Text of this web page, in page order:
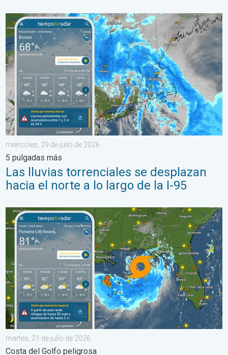
Las lluvias torrenciales se desplazan hacia el norte a lo
miércoles, 29 de julio de 2026
5 pulgadas más
Las lluvias torrenciales se desplazan
hacia el norte a lo largo de la I-95
Marejada ciclónica de hasta cuatro pies. Costa del Golfo
martes, 21 de julio de 2026
Costa del Golfo peligrosa